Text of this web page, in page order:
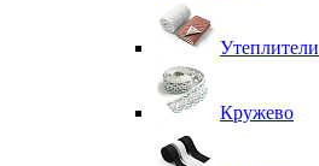
Утеплители
Кружево